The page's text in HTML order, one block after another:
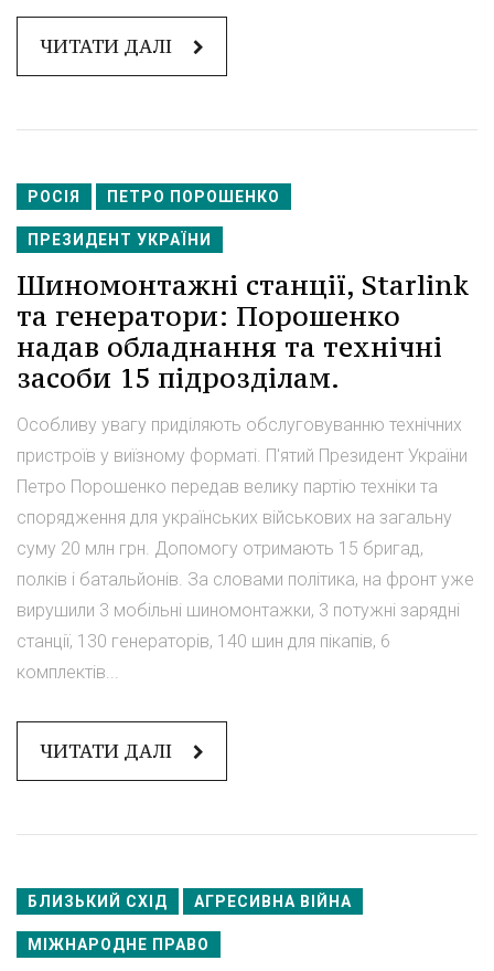
ЧИТАТИ ДАЛІ
РОСІЯ ПЕТРО ПОРОШЕНКО
ПРЕЗИДЕНТ УКРАЇНИ
Шиномонтажні станції, Starlink
та генератори: Порошенко
надав обладнання та технічні
засоби 15 підрозділам.
Особливу увагу приділяють обслуговуванню технічних
пристроїв у виїзному форматі. П'ятий Президент України
Петро Порошенко передав велику партію техніки та
спорядження для українських військових на загальну
суму 20 млн грн. Допомогу отримають 15 бригад,
полків і батальйонів. За словами політика, на фронт уже
вирушили 3 мобільні шиномонтажки, 3 потужні зарядні
станції, 130 генераторів, 140 шин для пікапів, 6
комплектів...
ЧИТАТИ ДАЛІ
БЛИЗЬКИЙ СХІД АГРЕСИВНА ВІЙНА
МІЖНАРОДНЕ ПРАВО